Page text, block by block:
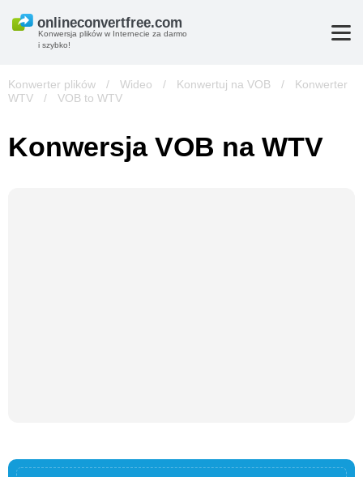
Konwersja plików w Internecie za darmo
i szybko!
Konwerter plików / Wideo / Konwertuj na VOB /
Konwerter
WTV
/ VOB to WTV
Konwersja VOB na WTV